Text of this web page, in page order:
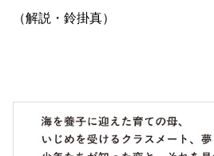
（解説・鈴掛真）